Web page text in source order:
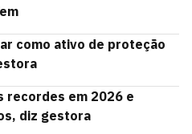
como ativo de proteção
recordes em 2026 e
diz gestora